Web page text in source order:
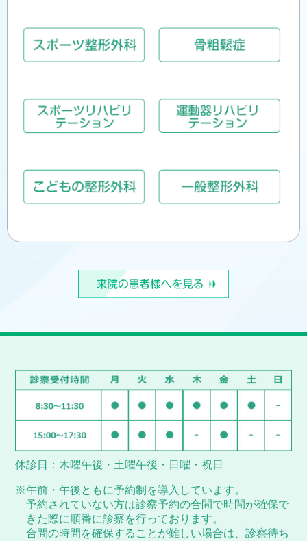
休診日：木曜午後・土曜午後・日曜・祝日
※午前・午後ともに予約制を導入しています。
予約されていない方は診察予約の合間で時間が確保で
きた際に順番に診察を行っております。
合間の時間を確保することが難しい場合は、診察待ち